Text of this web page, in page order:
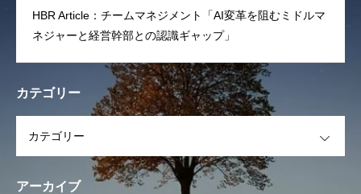
HBR Article：チームマネジメント「AI変革を阻むミドルマ
ネジャーと経営幹部との認識ギャップ」
カテゴリー
アーカイブ